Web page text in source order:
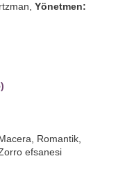
Yönetmen:
Romantik,
efsanesi